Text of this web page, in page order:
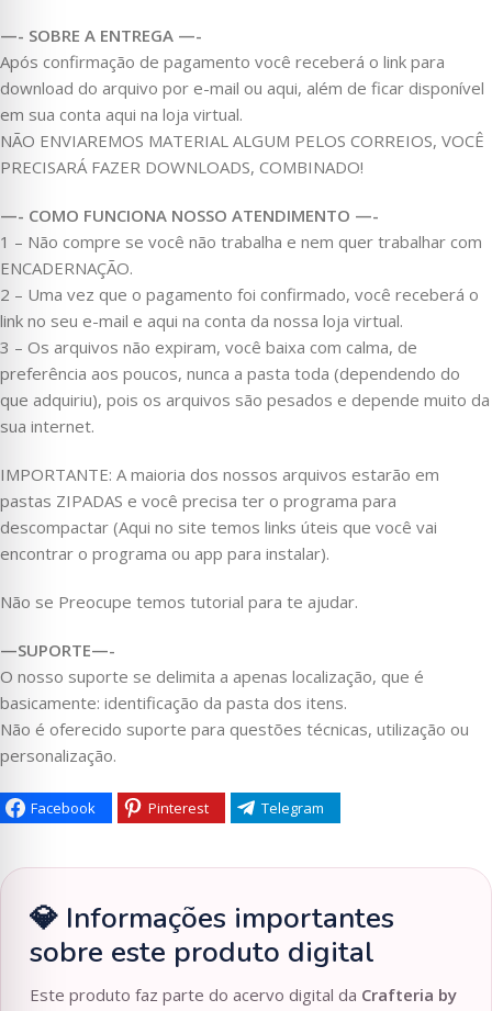
—- SOBRE A ENTREGA —-
Após confirmação de pagamento você receberá o link para
download do arquivo por e-mail ou aqui, além de ficar disponível
em sua conta aqui na loja virtual.
NÃO ENVIAREMOS MATERIAL ALGUM PELOS CORREIOS, VOCÊ
PRECISARÁ FAZER DOWNLOADS, COMBINADO!
—- COMO FUNCIONA NOSSO ATENDIMENTO —-
1 – Não compre se você não trabalha e nem quer trabalhar com
ENCADERNAÇÃO.
2 – Uma vez que o pagamento foi confirmado, você receberá o
link no seu e-mail e aqui na conta da nossa loja virtual.
3 – Os arquivos não expiram, você baixa com calma, de
preferência aos poucos, nunca a pasta toda (dependendo do
que adquiriu), pois os arquivos são pesados e depende muito da
sua internet.
IMPORTANTE: A maioria dos nossos arquivos estarão em
pastas ZIPADAS e você precisa ter o programa para
descompactar (Aqui no site temos links úteis que você vai
encontrar o programa ou app para instalar).
Não se Preocupe temos tutorial para te ajudar.
—SUPORTE—-
O nosso suporte se delimita a apenas localização, que é
basicamente: identificação da pasta dos itens.
Não é oferecido suporte para questões técnicas, utilização ou
personalização.
Facebook Pinterest Telegram
💎 Informações importantes
sobre este produto digital
Este produto faz parte do acervo digital da Crafteria by